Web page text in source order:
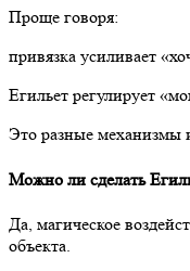
Проще говоря:
привязка усиливает
Егильет регулирует
Это разные механизмы
Можно ли сделать
Да, магическое
объекта.